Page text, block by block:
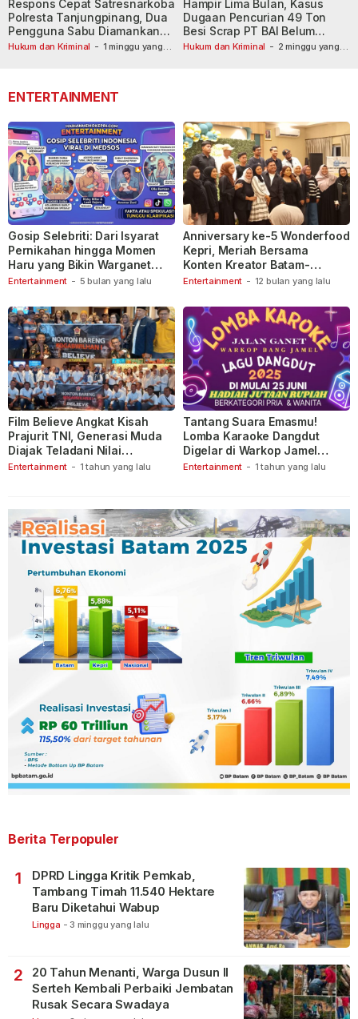
Hukum dan Kriminal - 1 minggu yang
Respons Cepat Satresnarkoba
Polresta Tanjungpinang, Dua
Pengguna Sabu Diamankan
Usai Dilaporkan ke Call Center
Hukum dan Kriminal - 2 minggu yang
Hampir Lima Bulan, Kasus
Dugaan Pencurian 49 Ton
Besi Scrap PT BAI Belum
Tetapkan Tersangka
ENTERTAINMENT
Entertainment - 5 bulan yang lalu
Gosip Selebriti: Dari Isyarat
Pernikahan hingga Momen
Haru yang Bikin Warganet
Berspekulasi
Entertainment - 12 bulan yang lalu
Anniversary ke-5 Wonderfood
Kepri, Meriah Bersama
Konten Kreator Batam-
Tanjungpinang
Entertainment - 1 tahun yang lalu
Film Believe Angkat Kisah
Prajurit TNI, Generasi Muda
Diajak Teladani Nilai
Keberanian
Entertainment - 1 tahun yang lalu
Tantang Suara Emasmu!
Lomba Karaoke Dangdut
Digelar di Warkop Jamel
Ganet
Berita Terpopuler
1
DPRD Lingga Kritik Pemkab,
Tambang Timah 11.540 Hektare
Baru Diketahui Wabup
Lingga - 3 minggu yang lalu
2
20 Tahun Menanti, Warga Dusun II
Serteh Kembali Perbaiki Jembatan
Rusak Secara Swadaya